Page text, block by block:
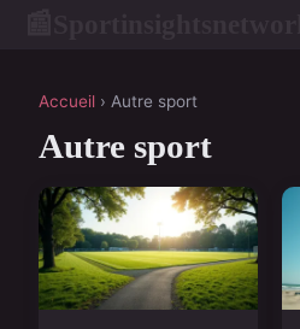
Accueil › Autre sport
Autre sport